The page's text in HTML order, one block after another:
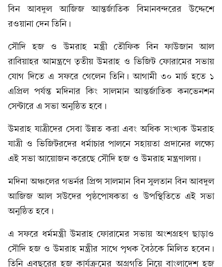
বিন আবদুল আজিজ আন্তর্জাতিক বিমানবন্দরের উদ্দেশে
রওয়ানা দেন তিনি।
সৌদি হজ ও উমরাহ মন্ত্রী তৌফিক বিন ফাউজান আল
রাবিয়াহর আমন্ত্রণে তৃতীয় উমরাহ ও ভিজিট ফোরামের সভায়
যোগ দিতে এ সফরে গেলেন তিনি। আগামী ৩০ মার্চ হতে ১
এপ্রিল পর্যন্ত মদিনার কিং সালমান আন্তর্জাতিক কনভেনশন
সেন্টারে এ সভা অনুষ্ঠিত হবে।
উমরাহ যাত্রীদের সেবা উন্নত করা এবং অধিক সংখ্যক উমরাহ
যাত্রী ও ভিজিটরদের ধর্মাচার পালনে সহায়তা প্রদানের লক্ষ্যে
এই সভা আয়োজন করেছে সৌদি হজ ও উমরাহ মন্ত্রণালয়।
মদিনা অঞ্চলের গভর্নর প্রিন্স সালমান বিন সুলতান বিন আবদুল
আজিজ আল সউদের পৃষ্ঠপোষকতা ও উপস্থিতিতে এই সভা
অনুষ্ঠিত হবে।
এ সফরে ধর্মমন্ত্রী উমরাহ ফোরামের সভায় অংশগ্রহণ ছাড়াও
সৌদি হজ ও উমরাহ মন্ত্রীর সাথে পৃথক বৈঠকে মিলিত হবেন।
তিনি এবছরের হজ কার্যক্রমের অগ্রগতি নিয়ে বাংলাদেশ হজ